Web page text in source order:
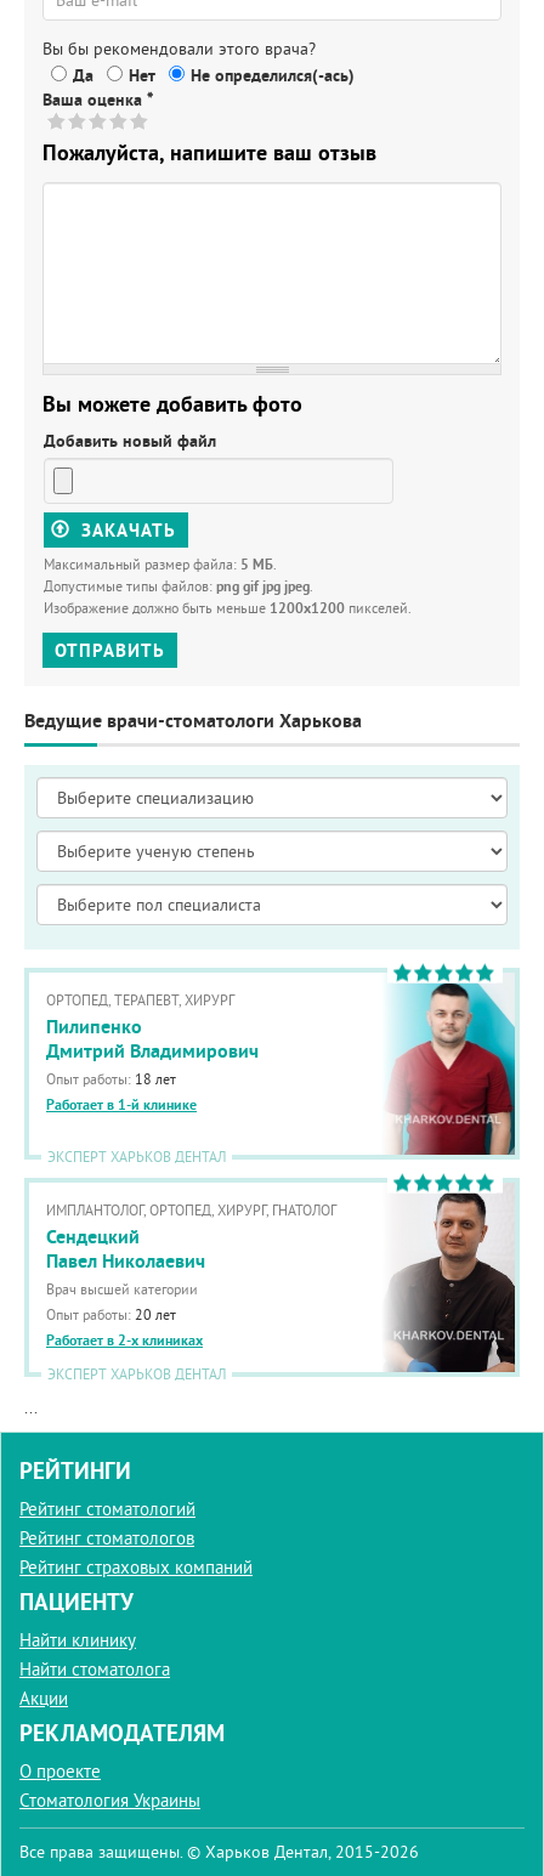
Вы бы рекомендовали этого врача?
Да
Нет
Не определился(-ась)
Ваша оценка *
Пожалуйста, напишите ваш отзыв
Вы можете добавить фото
Добавить новый файл
ЗАКАЧАТЬ
Максимальный размер файла: 5 МБ.
Допустимые типы файлов: png gif jpg jpeg.
Изображение должно быть меньше 1200x1200 пикселей.
ОТПРАВИТЬ
Ведущие врачи-стоматологи Харькова
ОРТОПЕД, ТЕРАПЕВТ, ХИРУРГ
Пилипенко
Дмитрий Владимирович
Опыт работы: 18 лет
Работает в 1-й клинике
ЭКСПЕРТ ХАРЬКОВ ДЕНТАЛ
ИМПЛАНТОЛОГ, ОРТОПЕД, ХИРУРГ, ГНАТОЛОГ
Сендецкий
Павел Николаевич
Врач высшей категории
Опыт работы: 20 лет
Работает в 2-х клиниках
ЭКСПЕРТ ХАРЬКОВ ДЕНТАЛ
...
РЕЙТИНГИ
Рейтинг стоматологий
Рейтинг стоматологов
Рейтинг страховых компаний
ПАЦИЕНТУ
Найти клинику
Найти стоматолога
Акции
РЕКЛАМОДАТЕЛЯМ
О проекте
Стоматология Украины
Все права защищены. © Харьков Дентал, 2015-2026